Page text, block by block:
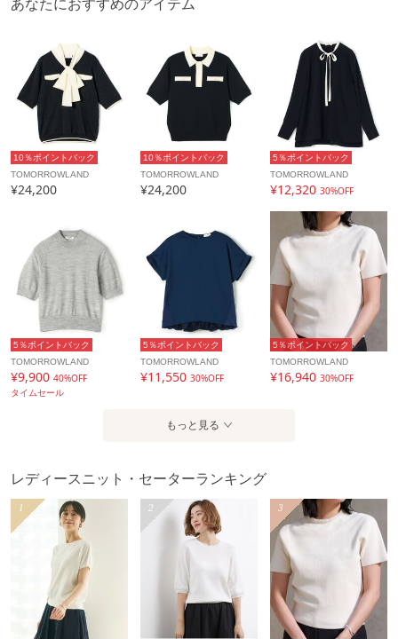
素材 コットン79％ ナイロン17％ ポリウレタン4％
詳細は下記よりお問い合わせください
ギフト
あなたにおすすめのアイテム
10％ポイントバック
TOMORROWLAND
¥24,200
10％ポイントバック
TOMORROWLAND
¥24,200
5％ポイントバック
TOMORROWLAND
¥12,320 30%OFF
5％ポイントバック
TOMORROWLAND
¥9,900 40%OFF
タイムセール
5％ポイントバック
TOMORROWLAND
¥11,550 30%OFF
5％ポイントバック
TOMORROWLAND
¥16,940 30%OFF
もっと見る
レディースニット・セーターランキング
1 2 3